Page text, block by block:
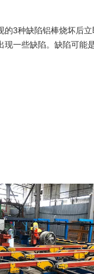
的3种缺陷铝棒烧坏后
现一些缺陷。缺陷可能